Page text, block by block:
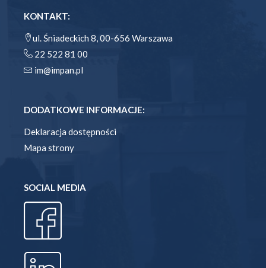
KONTAKT:
ul. Śniadeckich 8, 00-656 Warszawa
22 522 81 00
im@impan.pl
DODATKOWE INFORMACJE:
Deklaracja dostępności
Mapa strony
SOCIAL MEDIA